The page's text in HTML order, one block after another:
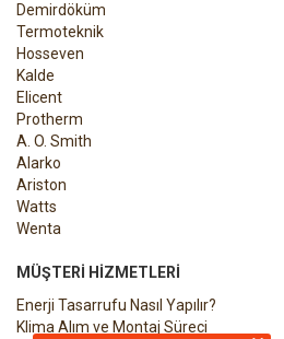
Demirdöküm
Termoteknik
Hosseven
Kalde
Elicent
Protherm
A. O. Smith
Alarko
Ariston
Watts
Wenta
MÜŞTERI HIZMETLERI
Enerji Tasarrufu Nasıl Yapılır?
Klima Alım ve Montaj Süreci